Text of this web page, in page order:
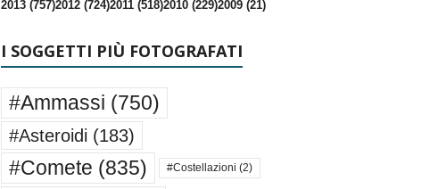
2013 (757)2012 (724)2011 (518)2010 (229)2009 (21)
I SOGGETTI PIÙ FOTOGRAFATI
#Ammassi (750)
#Asteroidi (183)
#Comete (835) #Costellazioni (2)